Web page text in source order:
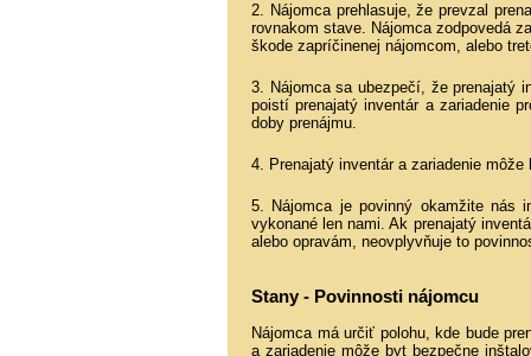
2. Nájomca prehlasuje, že prevzal
rovnakom stave. Nájomca zodpovedá
škode zapríčinenej nájomcom, alebo
3. Nájomca sa ubezpečí, že prenajatý
poistí prenajatý inventár a zariadenie
doby prenájmu.
4. Prenajatý inventár a zariadenie
5. Nájomca je povinný okamžite nás
vykonané len nami. Ak prenajatý
alebo opravám, neovplyvňuje to
Stany - Povinnosti nájomcu
Nájomca má určiť polohu, kde bude
a zariadenie môže byt bezpečne